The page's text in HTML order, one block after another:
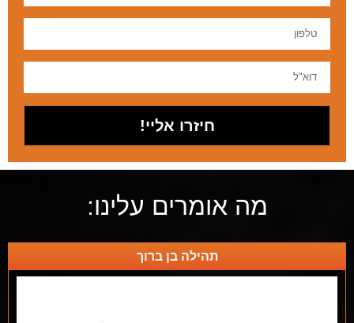
חיזרו אליי!
מה אומרים עלינו:
תהילה בן ברוך